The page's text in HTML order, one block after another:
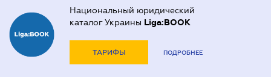
Национальный юридический
каталог Украины Liga:BOOK
ТАРИФЫ ПОДРОБНЕЕ